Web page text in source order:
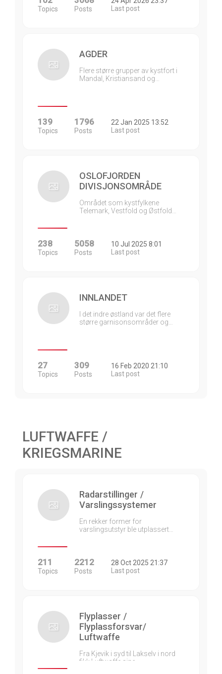
Topics Posts
Last post
AGDER
Flere større grupper av kystfort i
Mandal, Kristiansand og…
139
Topics
1796
Posts
22 Jan 2025 13:52
Last post
OSLOFJORDEN
DIVISJONSOMRÅDE
Området som kystfylkene
Telemark, Vestfold og Østfold…
238
Topics
5058
Posts
10 Jul 2025 8:01
Last post
INNLANDET
I det indre østland var det flere
større garnisonsområder og…
27
Topics
309
Posts
16 Feb 2020 21:10
Last post
LUFTWAFFE /
KRIEGSMARINE
Radarstillinger /
Varslingssystemer
En rekker former for
varslingsutstyr ble utplassert…
211
Topics
2212
Posts
28 Oct 2025 21:37
Last post
Flyplasser /
Flyplassforsvar/
Luftwaffe
Fra Kjevik i syd til Lakselv i nord
fikk Luftwaffe sine…